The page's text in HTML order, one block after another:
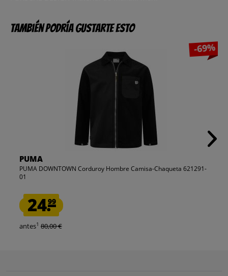
También podría gustarte esto
-69%
PUMA
PUMA DOWNTOWN Corduroy Hombre Camisa-Chaqueta 621291-
01
24.99
antes1 80,00 €